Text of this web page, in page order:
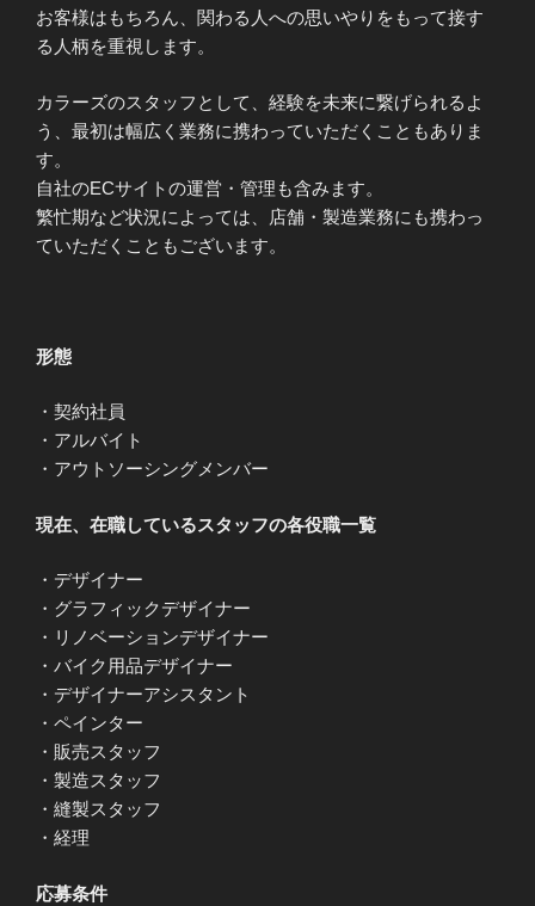
お客様はもちろん、関わる人への思いやりをもって接す
る人柄を重視します。
カラーズのスタッフとして、経験を未来に繋げられるよ
う、最初は幅広く業務に携わっていただくこともありま
す。
自社のECサイトの運営・管理も含みます。
繁忙期など状況によっては、店舗・製造業務にも携わっ
ていただくこともございます。
形態
・契約社員
・アルバイト
・アウトソーシングメンバー
現在、在職しているスタッフの各役職一覧
・デザイナー
・グラフィックデザイナー
・リノベーションデザイナー
・バイク用品デザイナー
・デザイナーアシスタント
・ペインター
・販売スタッフ
・製造スタッフ
・縫製スタッフ
・経理
応募条件